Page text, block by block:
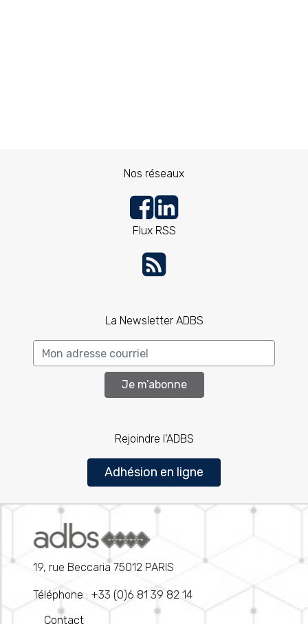
Nos réseaux
Flux RSS
La Newsletter ADBS
Je m’abonne
Rejoindre l’ADBS
Adhésion en ligne
19, rue Beccaria 75012 PARIS
Téléphone : +33 (0)6 81 39 82 14
Contact